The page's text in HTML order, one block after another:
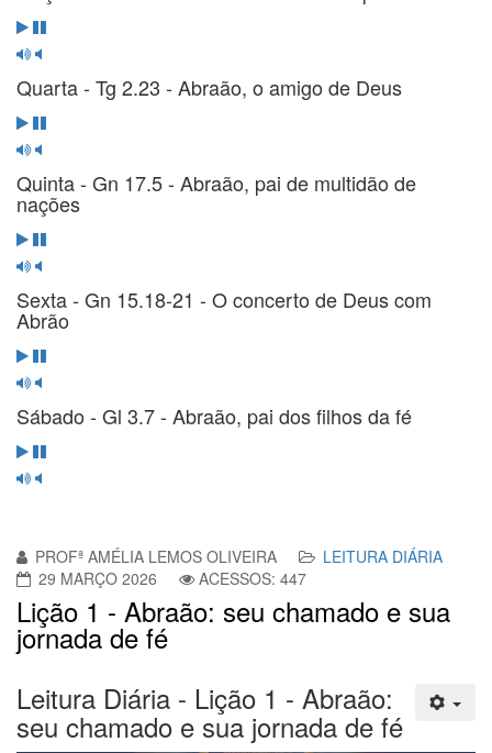
Quarta - Tg 2.23 - Abraão, o amigo de Deus
Quinta - Gn 17.5 - Abraão, pai de multidão de
nações
Sexta - Gn 15.18-21 - O concerto de Deus com
Abrão
Sábado - Gl 3.7 - Abraão, pai dos filhos da fé
PROFª AMÉLIA LEMOS OLIVEIRA
LEITURA DIÁRIA
29 MARÇO 2026
ACESSOS: 447
Lição 1 - Abraão: seu chamado e sua
jornada de fé
Leitura Diária - Lição 1 - Abraão:
seu chamado e sua jornada de fé